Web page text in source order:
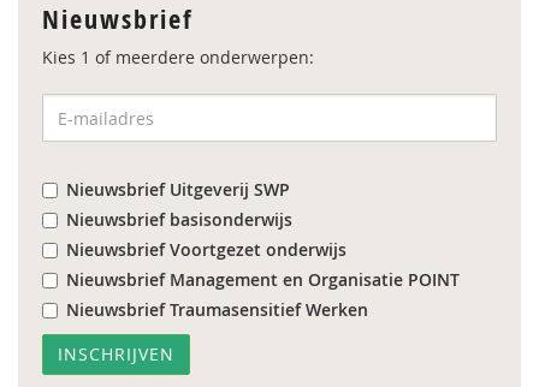
Nieuwsbrief
Kies 1 of meerdere onderwerpen:
Nieuwsbrief Uitgeverij SWP
Nieuwsbrief basisonderwijs
Nieuwsbrief Voortgezet onderwijs
Nieuwsbrief Management en Organisatie POINT
Nieuwsbrief Traumasensitief Werken